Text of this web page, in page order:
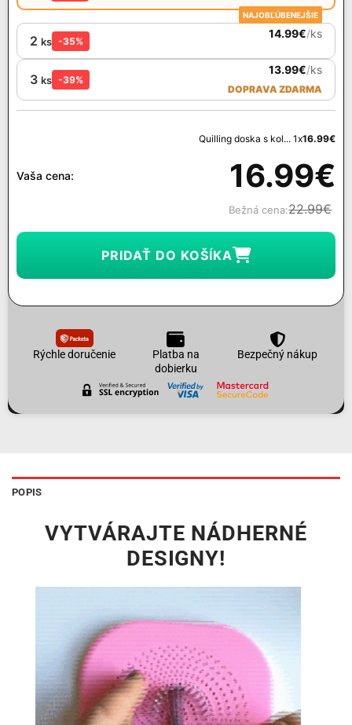
NAJOBĽÚBENEJŠIE
2 ks -35%
14.99€/ks
3 ks -39%
13.99€/ks
DOPRAVA ZDARMA
Quilling doska s kol... 1x16.99€
Vaša cena: 16.99€
Bežná cena:22.99€
PRIDAŤ DO KOŠÍKA
Rýchle doručenie
Platba na
dobierku
Bezpečný nákup
POPIS
VYTVÁRAJTE NÁDHERNÉ
DESIGNY!